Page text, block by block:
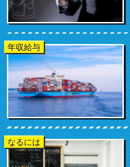
年収給与
なるには